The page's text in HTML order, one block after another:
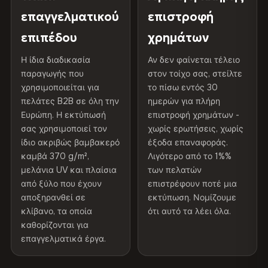
300 g/m² · Ματ φινίρισμα
100% βαμβάκι
370 g/m² · Premium ματ φινίρισμα
ΑΠΟΣΤΟΛΉ & ΠΡΟΣΑΡΜΟΣΜΈΝΑ ΜΕΓΈΘΗ
Αποστέλλεται σε όλη την ΕΕ. Προσαρμοσμένα μεγέθη
διατίθενται κατόπιν αιτήματος.
Χρώματα που δεν ξεθωριάζουν
Μελάνια ανθεκτικά στην υπεριώδη ακτινοβολία, που
έχουν βαθμολογηθεί για μακροχρόνια διατήρηση του
χρώματος - ακόμη και στο άμεσο ηλιακό φως
Προστατευτική
Βερνίκι ανθεκτικό στην
Εσωτερικού/
εξωτερικού χώρου
Συνιστάται η χρήση σε
εσωτερικούς χώρους
Made In Βουλγαρία, ΕΕ
Κωδικός προϊόντος VH-CP-16830
Διαβάστε την πλήρη πολιτική αποστολής και
επιστροφών
επαγγελματικού
επιπέδου
Η ίδια διαδικασία
παραγωγής που
χρησιμοποιείται για
πελάτες B2B σε όλη την
Ευρώπη. Η εκτύπωσή
σας χρησιμοποιεί τον
ίδιο ακριβώς βαμβακερό
καμβά 370 g/m²,
μελάνια UV και πλαίσια
από ξύλο που έχουν
αποξηρανθεί σε
κλίβανο, τα οποία
καθορίζονται για
επαγγελματικά έργα.
επιστροφή
χρημάτων
Αν δεν φαίνεται τέλειο
στον τοίχο σας, στείλτε
το πίσω εντός 30
ημερών για πλήρη
επιστροφή χρημάτων -
χωρίς ερωτήσεις, χωρίς
έξοδα επαναφοράς.
Λιγότερο από το 1%%
των πελατών
επιστρέφουν ποτέ μια
εκτύπωση. Νομίζουμε
ότι αυτό τα λέει όλα.